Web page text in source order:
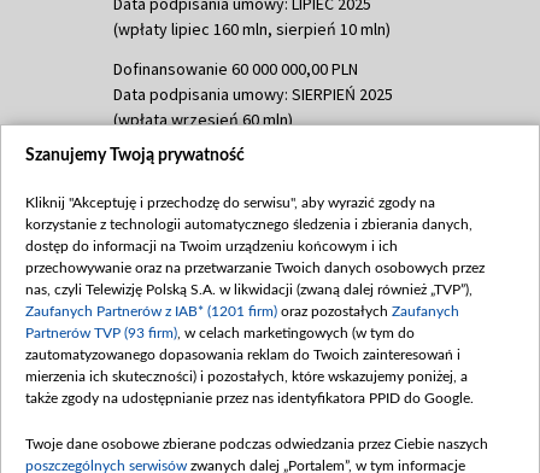
(wpłaty lipiec 160 mln, sierpień 10 mln)
Dofinansowanie 60 000 000,00 PLN
Data podpisania umowy: SIERPIEŃ 2025
(wpłata wrzesień 60 mln)
Dofinansowanie 635 783 051,21 PLN
(wpłata wrzesień 100 mln, październik 350
mln, listopad 265 mln)
Dofinansowanie 48 862 000,00 PLN
Data podpisania umowy: GRUDZIEŃ 2025
(wpłata grudzień 60,548 mln)
Dofinansowanie 900 000 000,00 PLN
Data podpisania umowy: LUTY 2026 (wpłata
kwiecień 180 mln, 7 maja 180 mln, 8
czerwca 90 mln)
Szanujemy Twoją prywatność
Kliknij "Akceptuję i przechodzę do serwisu", aby wyrazić zgody na
korzystanie z technologii automatycznego śledzenia i zbierania danych,
dostęp do informacji na Twoim urządzeniu końcowym i ich
przechowywanie oraz na przetwarzanie Twoich danych osobowych przez
nas, czyli Telewizję Polską S.A. w likwidacji (zwaną dalej również „TVP”),
Zaufanych Partnerów z IAB* (1201 firm) oraz pozostałych Zaufanych
Partnerów TVP (93 firm) , w celach marketingowych (w tym do
zautomatyzowanego dopasowania reklam do Twoich zainteresowań i
mierzenia ich skuteczności) i pozostałych, które wskazujemy poniżej, a
także zgody na udostępnianie przez nas identyfikatora PPID do Google.
Twoje dane osobowe zbierane podczas odwiedzania przez Ciebie naszych
poszczególnych serwisów zwanych dalej „Portalem”, w tym informacje